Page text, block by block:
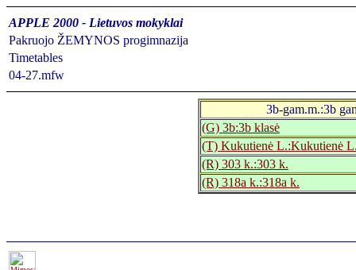
APPLE 2000 - Lietuvos mokyklai
Pakruojo ŽEMYNOS progimnazija
Timetables
04-27.mfw
3b-gam.m.:3b
(G) 3b:3b klasė
(T) Kukutienė L.:Kukutienė
(R) 303 k.:303 k.
(R) 318a k.:318a k.